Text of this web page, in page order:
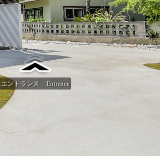
エントランス：Entrance